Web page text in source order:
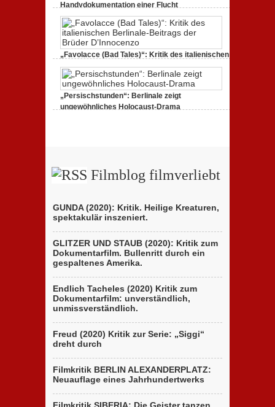
Handydokumentation einer Flucht
„Saudi
Runaway“:
Berlinale
Handydokumentation
einer
„Favolacce (Bad Tales)“: Kritik des italienischen
Berlinale-Beitrags der Brüder D’Innocenzo
25. Februar 2020,Keine Kommentarezu
„Favolacce
(Bad
Tales)“:
Kritik
des
„Persischstunden“: Berlinale zeigt
ungewöhnliches Holocaust-Drama
Filmblog filmverliebt
GUNDA (2020): Kritik. Heilige Kreaturen,
spektakulär inszeniert.
GLITZER UND STAUB (2020): Kritik zum
Dokumentarfilm. Bullenritt durch ein
gespaltenes Amerika.
Endlich Tacheles (2020) Kritik zum
Dokumentarfilm: unverständlich,
unmissverständlich.
Freud (2020) Kritik zur Serie: „Siggi“
dreht durch
Filmkritik BERLIN ALEXANDERPLATZ:
Neuauflage eines Jahrhundertwerks